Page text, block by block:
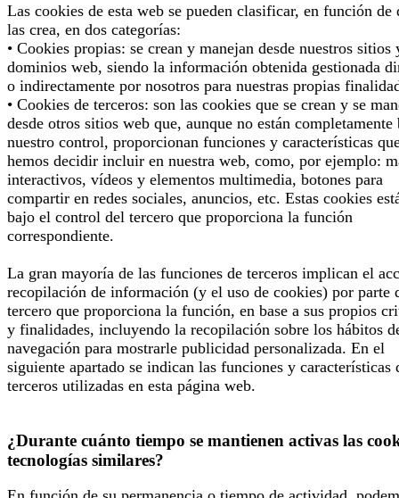
Las cookies de esta web se pueden clasificar, en función de
las crea, en dos categorías:
• Cookies propias: se crean y manejan desde nuestros sitios
dominios web, siendo la información obtenida gestionada
o indirectamente por nosotros para nuestras propias
• Cookies de terceros: son las cookies que se crean y se
desde otros sitios web que, aunque no están completamente
nuestro control, proporcionan funciones y características
hemos decidir incluir en nuestra web, como, por ejemplo:
interactivos, vídeos y elementos multimedia, botones para
compartir en redes sociales, anuncios, etc. Estas cookies
bajo el control del tercero que proporciona la función
correspondiente.
La gran mayoría de las funciones de terceros implican el
recopilación de información (y el uso de cookies) por parte
tercero que proporciona la función, en base a sus propios
y finalidades, incluyendo la recopilación sobre los hábitos
navegación para mostrarle publicidad personalizada. En el
siguiente apartado se indican las funciones y características
terceros utilizadas en esta página web.
¿Durante cuánto tiempo se mantienen activas las
tecnologías similares?